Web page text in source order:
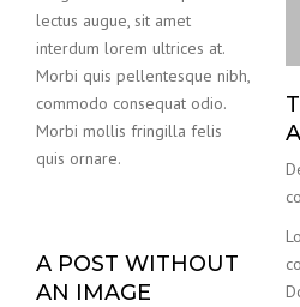
lectus augue, sit amet
interdum lorem ultrices at.
Morbi quis pellentesque nibh,
commodo consequat odio.
Morbi mollis fringilla felis
quis ornare.
A POST WITHOUT
AN IMAGE